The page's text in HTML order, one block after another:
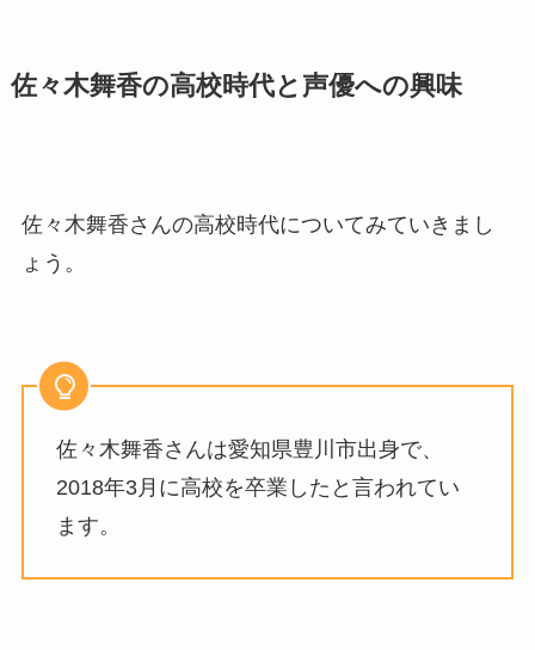
佐々木舞香の高校時代と声優への興味
佐々木舞香さんの高校時代についてみていきまし
ょう。
佐々木舞香さんは愛知県豊川市出身で、
2018年3月に高校を卒業したと言われてい
ます。